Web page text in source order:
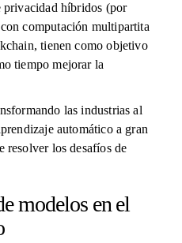
privacidad híbridos (por
computación multipartita
tienen como objetivo
tiempo mejorar la
las industrias al
automático a gran
resolver los desafíos de
modelos en el